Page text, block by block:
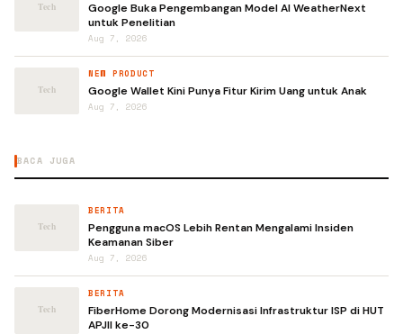
Google Buka Pengembangan Model AI WeatherNext
untuk Penelitian
Aug 7, 2026
NEW PRODUCT
Google Wallet Kini Punya Fitur Kirim Uang untuk Anak
Aug 7, 2026
BACA JUGA
BERITA
Pengguna macOS Lebih Rentan Mengalami Insiden
Keamanan Siber
Aug 7, 2026
BERITA
FiberHome Dorong Modernisasi Infrastruktur ISP di HUT
APJII ke-30